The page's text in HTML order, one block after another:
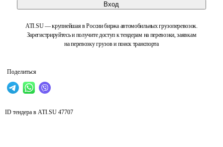
Вход
ATI.SU — крупнейшая в России биржа автомобильных грузоперевозок.
Зарегистрируйтесь и получите доступ к тендерам на перевозки, заявкам
на перевозку грузов и поиск транспорта
Поделиться
ID тендера в ATI.SU 47707